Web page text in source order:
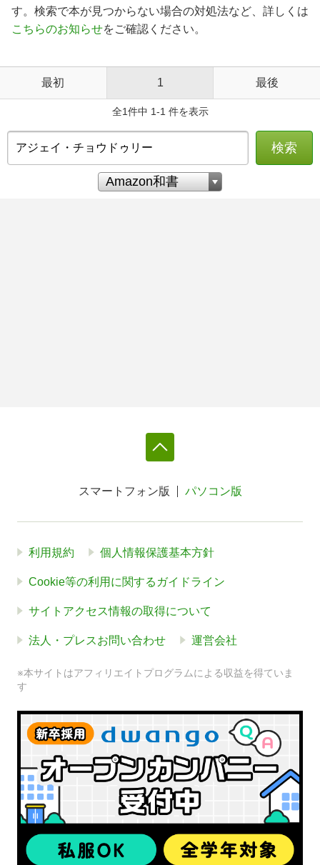
す。検索で本が見つからない場合の対処法など、詳しくは
こちらのお知らせをご確認ください。
最初 1 最後
全1件中 1-1 件を表示
検索
スマートフォン版 パソコン版
利用規約 個人情報保護基本方針
Cookie等の利用に関するガイドライン
サイトアクセス情報の取得について
法人・プレスお問い合わせ 運営会社
※本サイトはアフィリエイトプログラムによる収益を得ていま
す